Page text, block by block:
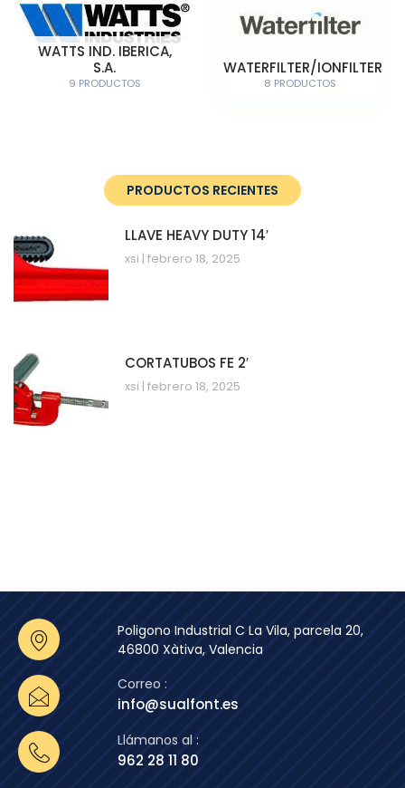
WATTS IND. IBERICA,
S.A.
9 PRODUCTOS
WATERFILTER/IONFILTER
8 PRODUCTOS
PRODUCTOS RECIENTES
LLAVE HEAVY DUTY 14′
xsi febrero 18, 2025
CORTATUBOS FE 2′
xsi febrero 18, 2025
Poligono Industrial C La Vila, parcela 20,
46800 Xàtiva, Valencia
Correo :
info@sualfont.es
Llámanos al :
962 28 11 80